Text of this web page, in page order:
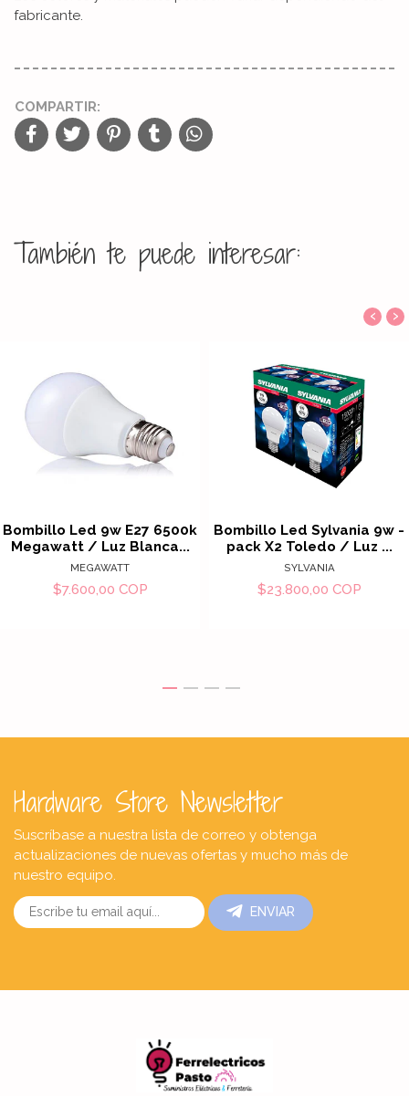
fabricante.
COMPARTIR:
También te puede interesar:
Bombillo Led 9w E27 6500k
Megawatt / Luz Blanca...
MEGAWATT
$7.600,00 COP
Bombillo Led Sylvania 9w -
pack X2 Toledo / Luz ...
SYLVANIA
$23.800,00 COP
‹ ›
Hardware Store Newsletter
Suscríbase a nuestra lista de correo y obtenga
actualizaciones de nuevas ofertas y mucho más de
nuestro equipo.
ENVIAR